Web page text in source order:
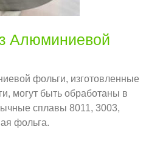
Алюминиевой
фольги, изготовленные
могут быть обработаны в
сплавы 8011, 3003,
фольга.